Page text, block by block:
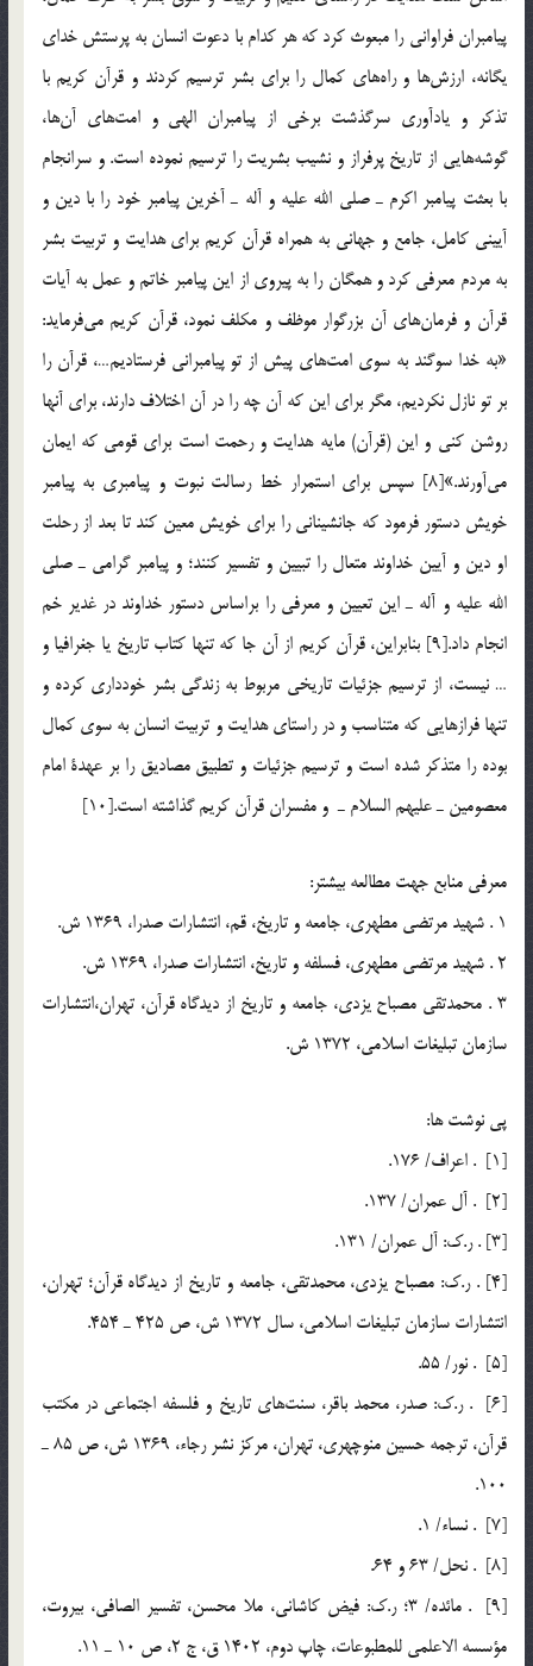
پيامبران فراواني را مبعوث كرد كه هر كدام با دعوت انسان به پرستش خداي
يگانه، ارزش‌ها و راه‌هاي كمال را براي بشر ترسيم كردند و قرآن كريم با
تذكر و يادآوري سرگذشت برخي از پيامبران الهي و امت‌هاي آن‌ها،
گوشه‌هايي از تاريخ پرفراز و نشيب بشريت را ترسيم نموده‌ است. و سرانجام
با بعثت پيامبر اكرم ـ صلي الله عليه و آله ـ آخرين پيامبر خود را با دين و
آييني كامل، جامع و جهاني به همراه قرآن كريم براي هدايت و تربيت بشر
به مردم معرفي كرد و همگان را به پيروي از اين پيامبر خاتم و عمل به آيات
قرآن و فرمان‌هاي آن بزرگوار موظف و مكلف نمود، قرآن كريم مي‌فرمايد:
«به خدا سوگند به سوي امت‌هاي پيش از تو پيامبراني فرستاديم…، قرآن را
بر تو نازل نكرديم، مگر براي اين كه آن چه را در آن اختلاف دارند، براي آنها
روشن كني و اين (قرآن) مايه هدايت و رحمت است براي قومي كه ايمان
مي‌آورند.»[8] سپس براي استمرار خط رسالت نبوت و پيامبري به پيامبر
خويش دستور فرمود كه جانشيناني را براي خويش معين كند تا بعد از رحلت
او دين و آيين خداوند متعال را تبيين و تفسير كنند؛ و پيامبر گرامي ـ صلي
الله عليه و آله ـ اين تعيين و معرفي را براساس دستور خداوند در غدير خم
انجام داد.[9] بنابراين، قرآن كريم از آن جا كه تنها كتاب تاريخ يا جغرافيا و
… نيست، از ترسيم جزئيات تاريخي مربوط به زندگي بشر خودداري كرده و
تنها فرازهايي كه متناسب و در راستاي هدايت و تربيت انسان به سوي كمال
بوده را متذكر شده است و ترسيم جزئيات و تطبيق مصاديق را بر عهدة امام
معصومين ـ عليهم السلام ـ و مفسران قرآن كريم گذاشته است.[10]
معرفي منابع جهت مطالعه بيشتر:
1 . شهيد مرتضي مطهري، جامعه و تاريخ، قم، انتشارات صدرا، 1369 ش.
2 . شهيد مرتضي مطهري، فسلفه و تاريخ، انتشارات صدرا، 1369 ش.
3 . محمدتقي مصباح يزدي، جامعه و تاريخ از ديدگاه قرآن، تهران،‌انتشارات
سازمان تبليغات اسلامي، 1372 ش.
پي نوشت ها:
[1] . اعراف/ 176.
[2] . آل عمران/ 137.
[3] . ر.ك: آل عمران/ 131.
[4] . ر.ك: مصباح يزدي، محمدتقي، جامعه و تاريخ از ديدگاه قرآن؛ تهران،
‌انتشارات سازمان تبليغات اسلامي، سال 1372 ش، ص 425 ـ 454.
[5] . نور/ 55.
[6] . ر.ك: صدر، محمد باقر، سنت‌هاي تاريخ و فلسفه اجتماعي در مكتب
قرآن، ترجمه حسين منوچهري، تهران، مركز نشر رجاء، 1369 ش، ‌ص 85 ـ
100.
[7] . نساء/ 1.
[8] . نحل/ 63 و 64.
[9] . مائده/ 3؛ ر.ك: فيض كاشاني، ملا محسن، تفسير الصافي، بيروت،
مؤسسه الاعلمي للمطبوعات، چاپ دوم، 1402 ق، ج 2، ص 10 ـ 11.